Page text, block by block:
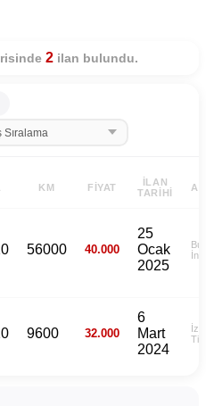
2 ilan bulundu.
KM FIYAT
İLAN
TARIHI
56000 40.000
25
Ocak
2025
9600 32.000
6
Mart
2024